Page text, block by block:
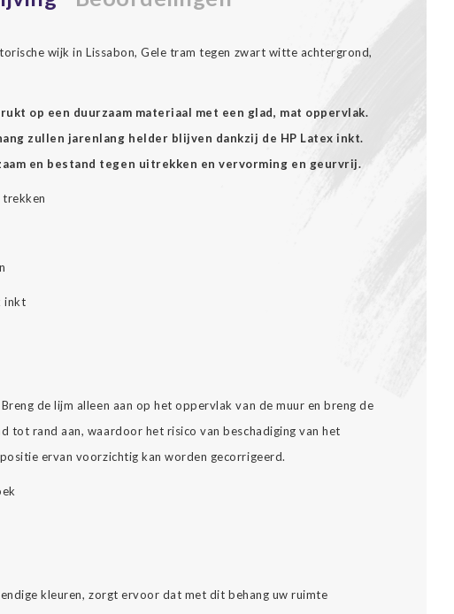
wijk in Lissabon, Gele tram tegen zwart witte achtergrond,
op een duurzaam materiaal met een glad, mat oppervlak.
zullen jarenlang helder blijven dankzij de HP Latex inkt.
en bestand tegen uitrekken en vervorming en geurvrij.
trekken
inkt
de lijm alleen aan op het oppervlak van de muur en breng de
tot rand aan, waardoor het risico van beschadiging van het
ervan voorzichtig kan worden gecorrigeerd.
kleuren, zorgt ervoor dat met dit behang uw ruimte